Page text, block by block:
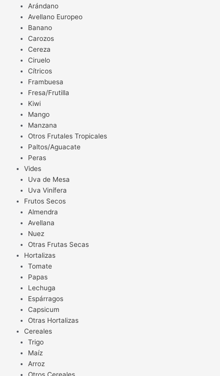
Arándano
Avellano Europeo
Banano
Carozos
Cereza
Ciruelo
Cítricos
Frambuesa
Fresa/Frutilla
Kiwi
Mango
Manzana
Otros Frutales Tropicales
Paltos/Aguacate
Peras
Vides
Uva de Mesa
Uva Vinífera
Frutos Secos
Almendra
Avellana
Nuez
Otras Frutas Secas
Hortalizas
Tomate
Papas
Lechuga
Espárragos
Capsicum
Otras Hortalizas
Cereales
Trigo
Maíz
Arroz